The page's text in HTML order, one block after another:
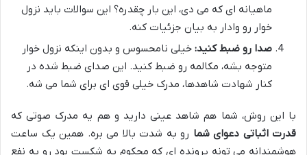
ماهیانه ای که می دی، این بار چقدره؟ این سوالات باید نزول
خوار رو وادار به بیان جزئیات کنه.
صدا رو ضبط کنید: خیلی نامحسوس و بدون اینکه نزول خوار
متوجه بشه، مکالمه رو ضبط کنید. این صدای ضبط شده در
کنار شهادت شاهدها، مدرک خیلی قوی ای برای شما می شه.
با این روش، شما هم شاهد عینی دارید و هم یه مدرک صوتی که
قدرت اثباتی دعوای شما رو به شدت بالا می بره. همین یک ساعت
هوشمندانه می تونه پرونده ای که محکوم به شکست بود رو به نفع